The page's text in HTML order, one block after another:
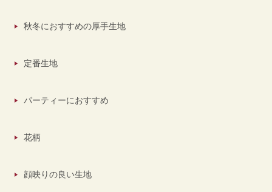
秋冬におすすめの厚手生地
定番生地
パーティーにおすすめ
花柄
顔映りの良い生地